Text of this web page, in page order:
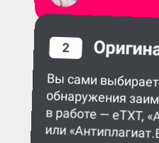
2
Вы сами
обнаружения
в работе — eTXT,
или